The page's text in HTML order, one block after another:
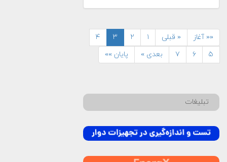
«« آغاز « قبلی ۱ ۲ ۳
۴
۵
۶ ۷ بعدی » پایان »»
تبلیغات